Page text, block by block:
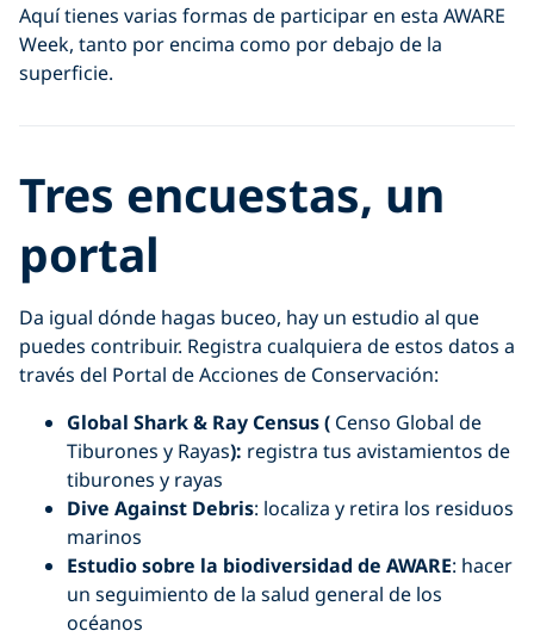
Aquí tienes varias formas de participar en esta AWARE
Week, tanto por encima como por debajo de la
superficie.
Tres encuestas, un
portal
Da igual dónde hagas buceo, hay un estudio al que
puedes contribuir. Registra cualquiera de estos datos a
través del Portal de Acciones de Conservación:
Global Shark & Ray Census ( Censo Global de
Tiburones y Rayas): registra tus avistamientos de
tiburones y rayas
Dive Against Debris: localiza y retira los residuos
marinos
Estudio sobre la biodiversidad de AWARE: hacer
un seguimiento de la salud general de los
océanos